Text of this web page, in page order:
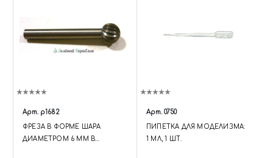
Арт. p1682
ФРЕЗА В ФОРМЕ ШАРА
ДИАМЕТРОМ 6 ММ В
Арт. 0750
ПИПЕТКА ДЛЯ МОДЕЛИЗМА:
1 МЛ, 1 ШТ.